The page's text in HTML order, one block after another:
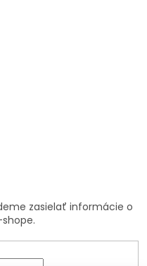
zasielať informácie o